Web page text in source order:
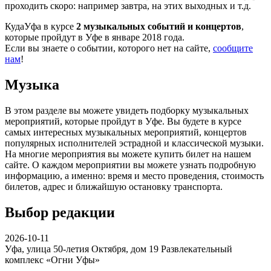
проходить скоро: например завтра, на этих выходных и т.д.
КудаУфа в курсе 2 музыкальных событий и концертов,
которые пройдут в Уфе в январе 2018 года.
Если вы знаете о событии, которого нет на сайте, сообщите
нам!
Музыка
В этом разделе вы можете увидеть подборку музыкальных
мероприятий, которые пройдут в Уфе. Вы будете в курсе
самых интересных музыкальных мероприятий, концертов
популярных исполнителей эстрадной и классической музыки.
На многие мероприятия вы можете купить билет на нашем
сайте. О каждом мероприятии вы можете узнать подробную
информацию, а именно: время и место проведения, стоимость
билетов, адрес и ближайшую остановку транспорта.
Выбор редакции
2026-10-11
Уфа, улица 50-летия Октября, дом 19 Развлекательный
комплекс «Огни Уфы»